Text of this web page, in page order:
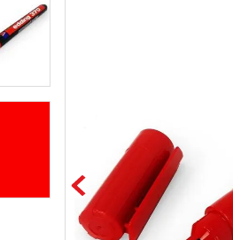
teclado
impresora
10
calculadora